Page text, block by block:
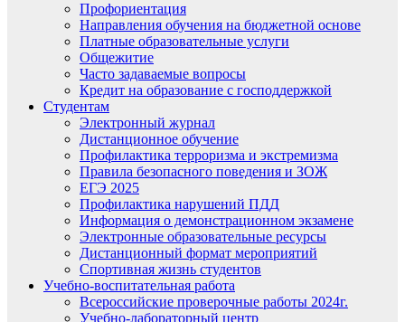
Профориентация
Направления обучения на бюджетной основе
Платные образовательные услуги
Общежитие
Часто задаваемые вопросы
Кредит на образование с господдержкой
Студентам
Электронный журнал
Дистанционное обучение
Профилактика терроризма и экстремизма
Правила безопасного поведения и ЗОЖ
ЕГЭ 2025
Профилактика нарушений ПДД
Информация о демонстрационном экзамене
Электронные образовательные ресурсы
Дистанционный формат мероприятий
Спортивная жизнь студентов
Учебно-воспитательная работа
Всероссийские проверочные работы 2024г.
Учебно-лабораторный центр